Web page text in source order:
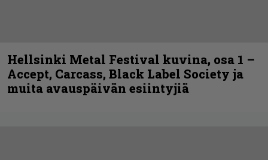
Hellsinki Metal Festival kuvina, osa 1 –
Accept, Carcass, Black Label Society ja
muita avauspäivän esiintyjiä